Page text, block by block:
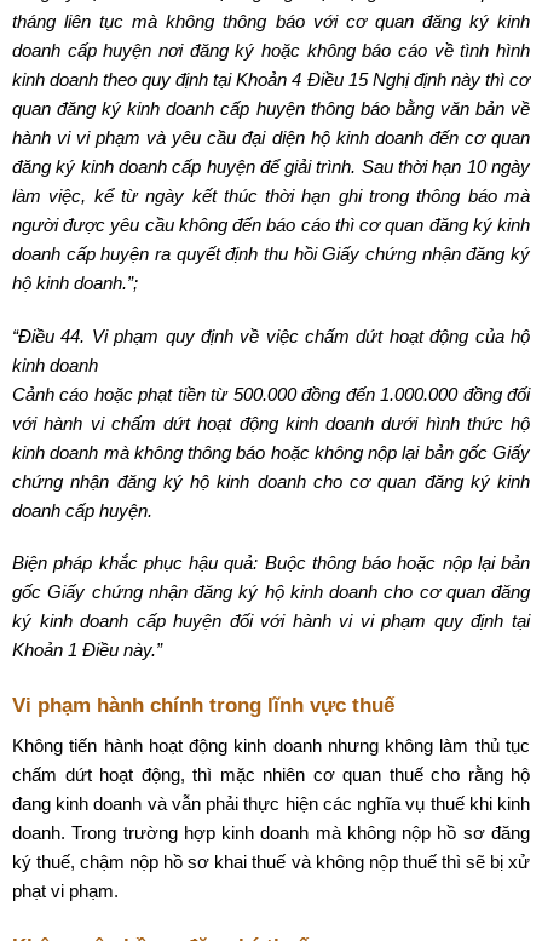
tháng liên tục mà không thông báo với cơ quan đăng ký kinh
doanh cấp huyện nơi đăng ký hoặc không báo cáo về tình hình
kinh doanh theo quy định tại Khoản 4 Điều 15 Nghị định này thì cơ
quan đăng ký kinh doanh cấp huyện thông báo bằng văn bản về
hành vi vi phạm và yêu cầu đại diện hộ kinh doanh đến cơ quan
đăng ký kinh doanh cấp huyện để giải trình. Sau thời hạn 10 ngày
làm việc, kể từ ngày kết thúc thời hạn ghi trong thông báo mà
người được yêu cầu không đến báo cáo thì cơ quan đăng ký kinh
doanh cấp huyện ra quyết định thu hồi Giấy chứng nhận đăng ký
hộ kinh doanh.”;
“Điều 44. Vi phạm quy định về việc chấm dứt hoạt động của hộ
kinh doanh
Cảnh cáo hoặc phạt tiền từ 500.000 đồng đến 1.000.000 đồng đối
với hành vi chấm dứt hoạt động kinh doanh dưới hình thức hộ
kinh doanh mà không thông báo hoặc không nộp lại bản gốc Giấy
chứng nhận đăng ký hộ kinh doanh cho cơ quan đăng ký kinh
doanh cấp huyện.
Biện pháp khắc phục hậu quả: Buộc thông báo hoặc nộp lại bản
gốc Giấy chứng nhận đăng ký hộ kinh doanh cho cơ quan đăng
ký kinh doanh cấp huyện đối với hành vi vi phạm quy định tại
Khoản 1 Điều này.”
Vi phạm hành chính trong lĩnh vực thuế
Không tiến hành hoạt động kinh doanh nhưng không làm thủ tục
chấm dứt hoạt động, thì mặc nhiên cơ quan thuế cho rằng hộ
đang kinh doanh và vẫn phải thực hiện các nghĩa vụ thuế khi kinh
doanh. Trong trường hợp kinh doanh mà không nộp hồ sơ đăng
ký thuế, chậm nộp hồ sơ khai thuế và không nộp thuế thì sẽ bị xử
phạt vi phạm.